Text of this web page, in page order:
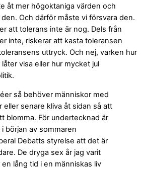
åt mer högoktaniga värden och
Och därför måste vi försvara den.
att tolerans inte är nog. Dels från
inte, riskerar att kasta toleransen
uttryck. Och nej, varken hur
visa eller hur mycket jul
så behöver människor med
eller senare kliva åt sidan så att
blomma. För undertecknad är
början av sommaren
Debatts styrelse att det är
De dryga sex år jag varit
lång tid i en människas liv